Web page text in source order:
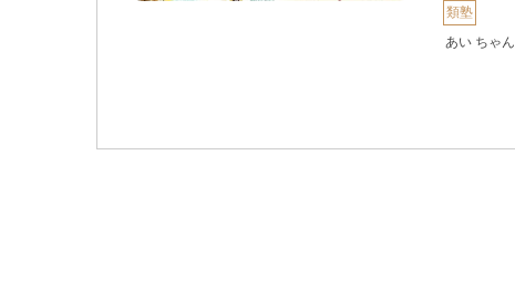
類塾
あい ちゃん